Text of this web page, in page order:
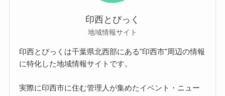
印西とぴっく
地域情報サイト
印西とぴっくは千葉県北西部にある"印西市"周辺の情報
に特化した地域情報サイトです。
実際に印西市に住む管理人が集めたイベント・ニュー